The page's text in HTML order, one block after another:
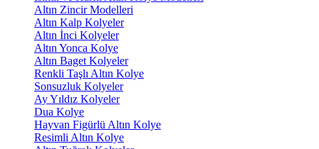
Altın Zincir Modelleri
Altın Kalp Kolyeler
Altın İnci Kolyeler
Altın Yonca Kolye
Altın Baget Kolyeler
Renkli Taşlı Altın Kolye
Sonsuzluk Kolyeler
Ay Yıldız Kolyeler
Dua Kolye
Hayvan Figürlü Altın Kolye
Resimli Altın Kolye